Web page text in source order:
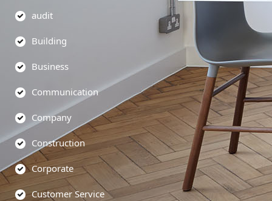
audit
Building
Business
Communication
Company
Construction
Corporate
Customer Service